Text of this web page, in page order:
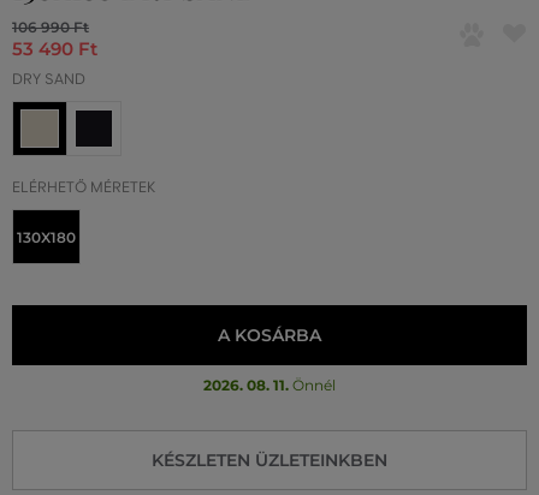
106 990 Ft
53 490 Ft
DRY SAND
ELÉRHETŐ MÉRETEK
130X180
A KOSÁRBA
2026. 08. 11. Önnél
KÉSZLETEN ÜZLETEINKBEN